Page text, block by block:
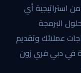
استراتيجية أي
البرمجة
عملائك وتقديم
في دبي فري زون